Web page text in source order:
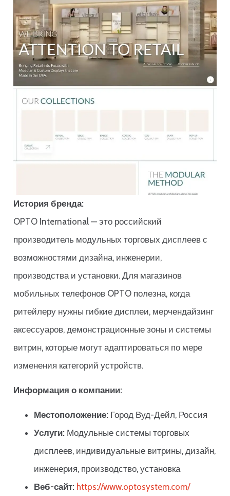
История бренда:
OPTO International — это российский
производитель модульных торговых дисплеев с
возможностями дизайна, инженерии,
производства и установки. Для магазинов
мобильных телефонов OPTO полезна, когда
ритейлеру нужны гибкие дисплеи, мерчендайзинг
аксессуаров, демонстрационные зоны и системы
витрин, которые могут адаптироваться по мере
изменения категорий устройств.
Информация о компании:
Местоположение: Город Вуд-Дейл, Россия
Услуги: Модульные системы торговых
дисплеев, индивидуальные витрины, дизайн,
инженерия, производство, установка
Веб-сайт: https://www.optosystem.com/